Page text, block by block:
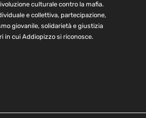
culturale contro la mafia.
e collettiva, partecipazione,
giovanile, solidarietà e giustizia
in cui Addiopizzo si riconosce.